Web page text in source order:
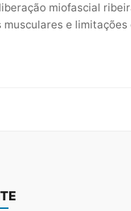
miofascial
e